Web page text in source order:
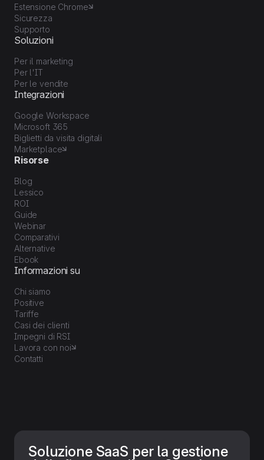
Estensione Chrome
Sicurezza
Supporto
Soluzioni
Per il marketing
Per l'IT
Per le vendite
Integrazioni
Google Workspace
Microsoft 365
Biglietti da visita digitali
Marketplace
Risorse
Blog
Lessico
ROI
Guide
Webinar
Comparativi
Alternative
Ebook
Informazioni su
Chi siamo
Positive
Tariffe
Casi dei clienti
Impegni di RSI
Lavora con noi
Contatti
Soluzione SaaS per la gestione